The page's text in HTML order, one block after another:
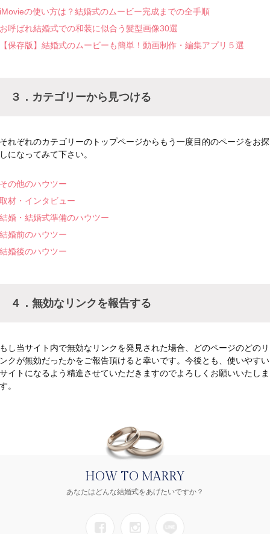
iMovieの使い方は？結婚式のムービー完成までの全手順
お呼ばれ結婚式での和装に似合う髪型画像30選
【保存版】結婚式のムービーも簡単！動画制作・編集アプリ５選
３．カテゴリーから見つける
それぞれのカテゴリーのトップページからもう一度目的のページをお探
しになってみて下さい。
その他のハウツー
取材・インタビュー
結婚・結婚式準備のハウツー
結婚前のハウツー
結婚後のハウツー
４．無効なリンクを報告する
もし当サイト内で無効なリンクを発見された場合、どのページのどのリ
ンクが無効だったかをご報告頂けると幸いです。今後とも、使いやすい
サイトになるよう精進させていただきますのでよろしくお願いいたしま
す。
HOW TO MARRY
あなたはどんな結婚式をあげたいですか？